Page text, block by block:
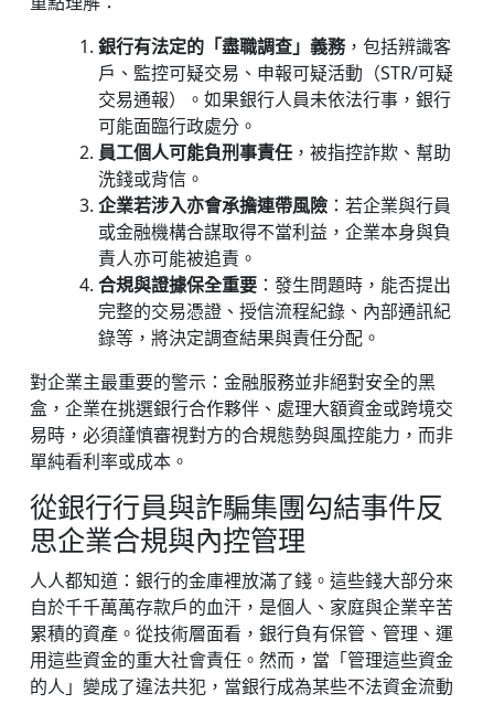
銀行有法定的「盡職調查」義務，包括辨識客
戶、監控可疑交易、申報可疑活動（STR/可疑
交易通報）。如果銀行人員未依法行事，銀行
可能面臨行政處分。
員工個人可能負刑事責任 ，被指控詐欺、幫助
洗錢或背信。
企業若涉入亦會承擔連帶風險 ：若企業與行員
或金融機構合謀取得不當利益，企業本身與負
責人亦可能被追責。
合規與證據保全重要 ：發生問題時，能否提出
完整的交易憑證、授信流程紀錄、內部通訊紀
錄等，將決定調查結果與責任分配。
對企業主最重要的警示：金融服務並非絕對安全的黑
盒，企業在挑選銀行合作夥伴、處理大額資金或跨境交
易時，必須謹慎審視對方的合規態勢與風控能力，而非
單純看利率或成本。
從銀行行員與詐騙集團勾結事件反
思企業合規與內控管理
人人都知道：銀行的金庫裡放滿了錢。這些錢大部分來
自於千千萬萬存款戶的血汗，是個人、家庭與企業辛苦
累積的資產。從技術層面看，銀行負有保管、管理、運
用這些資金的重大社會責任。然而，當「管理這些資金
的人」變成了違法共犯，當銀行成為某些不法資金流動